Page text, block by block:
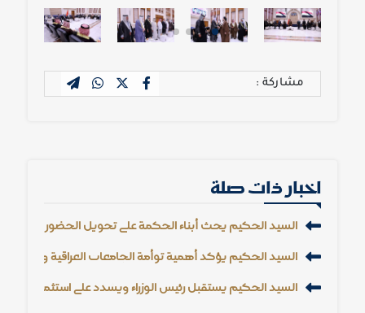
مشاركة :
اخبار ذات صلة
السيد الحكيم يحث أبناء الحكمة على تحويل الحضور إلى
السيد الحكيم يؤكد أهمية توأمة الجامعات العراقية والإيرانية
السيد الحكيم يستقبل رئيس الوزراء ويشدد على استثمار